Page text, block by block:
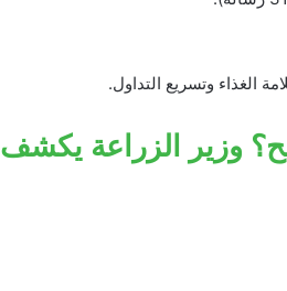
وزير الزراعة يكشف